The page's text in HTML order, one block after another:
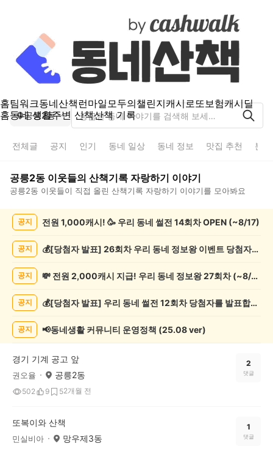
홈팀워크동네산책런마일모두의챌린지캐시로또보험캐시딜
홈동네 생활주변 산책산책 기록
공릉2동
전체글 공지 인기 동네 일상 동네 정보 맛집 추천 분
공릉2동 이웃들의 산책기록 자랑하기 이야기
공릉2동 이웃들이 직접 올린 산책기록 자랑하기 이야기를 모아봐요
기
공지 전원 1,000캐시! 🥳 우리 동네 썰전 14회차 OPEN (~8/17)
공지 💰[당첨자 발표] 26회차 우리 동네 정보왕 이벤트 당첨자를 발표합니다!
공지 💸 전원 2,000캐시 지급! 우리 동네 정보왕 27회차 (~8/10)
공지 💰[당첨자 발표] 우리 동네 썰전 12회차 당첨자를 발표합니다!
공지 📢동네생활 커뮤니티 운영정책 (25.08 ver)
경기 기계 공고 앞
권오율 공릉2동
502 9 52개월 전
2
댓글
또복이와 산책
민실비아 망우제3동
1
댓글